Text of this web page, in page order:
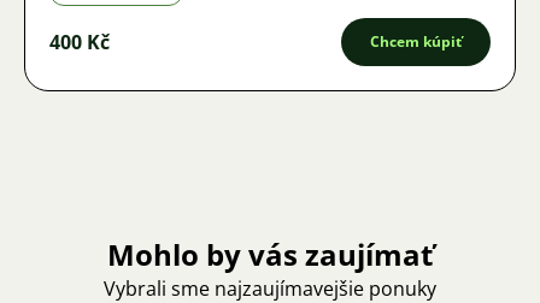
400 Kč Chcem kúpiť
Mohlo by vás zaujímať
Vybrali sme najzaujímavejšie ponuky